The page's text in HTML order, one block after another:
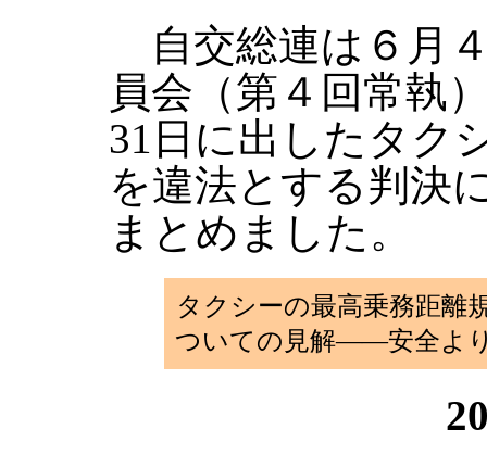
自交総連は６月
員会（第４回常執
31日に出したタク
を違法とする判決
まとめました。
タクシーの最高乗務距離
ついての見解――安全よ